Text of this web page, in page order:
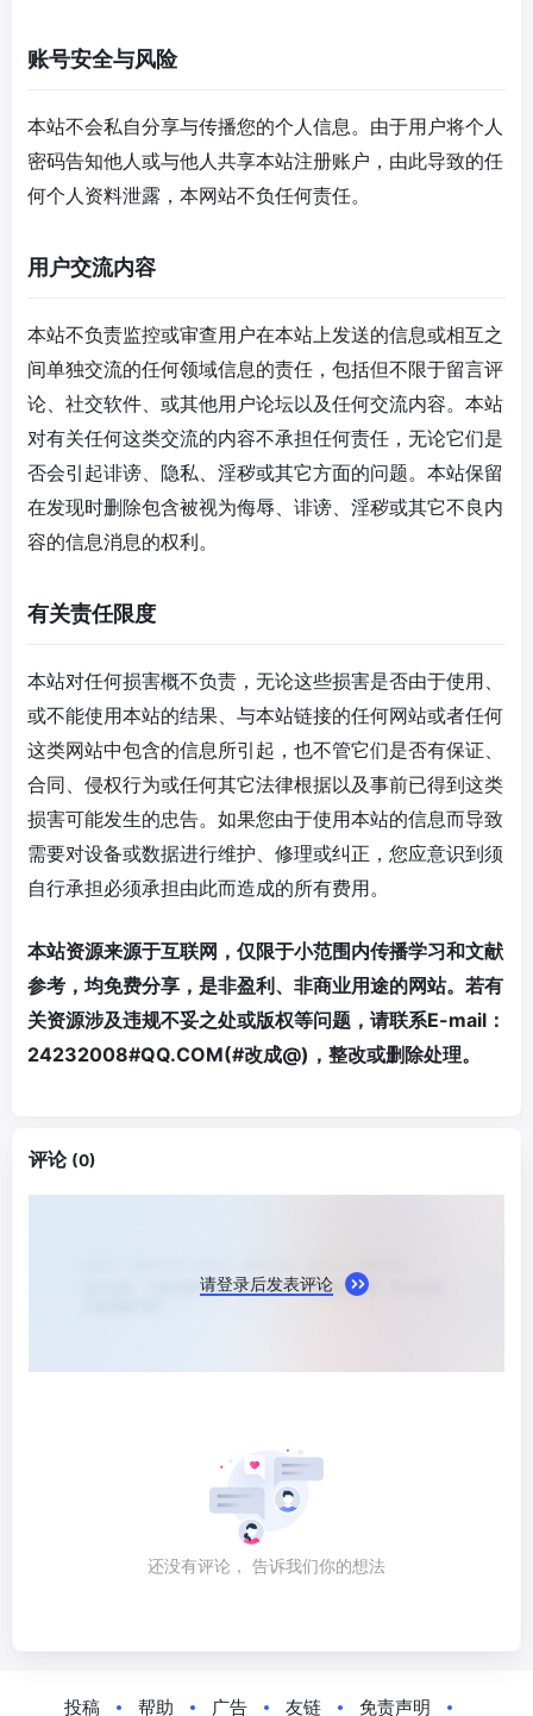
账号安全与风险
本站不会私自分享与传播您的个人信息。由于用户将个人
密码告知他人或与他人共享本站注册账户，由此导致的任
何个人资料泄露，本网站不负任何责任。
用户交流内容
本站不负责监控或审查用户在本站上发送的信息或相互之
间单独交流的任何领域信息的责任，包括但不限于留言评
论、社交软件、或其他用户论坛以及任何交流内容。本站
对有关任何这类交流的内容不承担任何责任，无论它们是
否会引起诽谤、隐私、淫秽或其它方面的问题。本站保留
在发现时删除包含被视为侮辱、诽谤、淫秽或其它不良内
容的信息消息的权利。
有关责任限度
本站对任何损害概不负责，无论这些损害是否由于使用、
或不能使用本站的结果、与本站链接的任何网站或者任何
这类网站中包含的信息所引起，也不管它们是否有保证、
合同、侵权行为或任何其它法律根据以及事前已得到这类
损害可能发生的忠告。如果您由于使用本站的信息而导致
需要对设备或数据进行维护、修理或纠正，您应意识到须
自行承担必须承担由此而造成的所有费用。
本站资源来源于互联网，仅限于小范围内传播学习和文献
参考，均免费分享，是非盈利、非商业用途的网站。若有
关资源涉及违规不妥之处或版权等问题，请联系E-mail：
24232008#QQ.COM(#改成@)，整改或删除处理。
评论 (0)
请登录后发表评论
还没有评论， 告诉我们你的想法
投稿 帮助 广告 友链 免责声明